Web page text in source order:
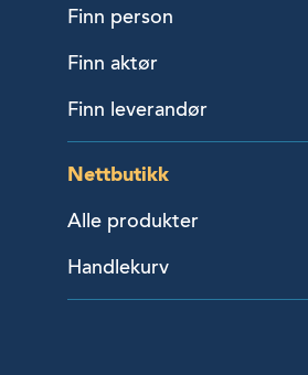
Finn person
Finn aktør
Finn leverandør
Nettbutikk
Alle produkter
Handlekurv